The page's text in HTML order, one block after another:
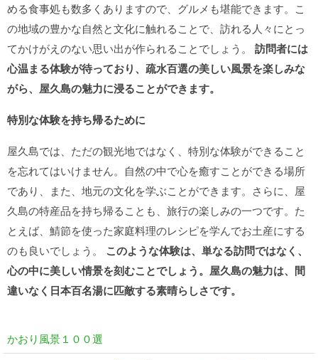
める食事処も数多くありますので、グルメも堪能できます。こ
の地域の豊かな自然と文化に触れることで、訪れる人々にとっ
てかけがえのない思い出が作られることでしょう。 訪問者には
心温まる体験が待っており、疏水百選の美しい風景を楽しみな
がら、屋久島の魅力に浸ることができます。
特別な体験を持ち帰るために
屋久島では、ただの観光地ではなく、特別な体験ができること
を忘れてはいけません。自然の中で心を癒すことができる場所
であり、また、地元の文化を学ぶことができます。さらに、屋
久島の特産品を持ち帰ることも、旅行の楽しみの一つです。た
とえば、鯖節を使った家庭料理のレシピを学んでお土産にする
のも良いでしょう。 このような体験は、単なる訪問ではなく、
心の中に美しい情景を刻むことでしょう。屋久島の魅力は、間
違いなく日本百名湯に匹敵する素晴らしさです。
かおり風景１００選